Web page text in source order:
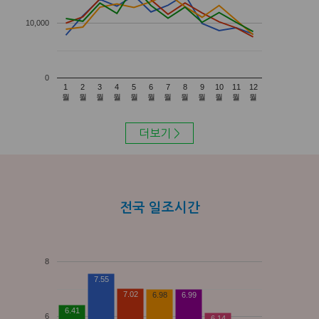
1
월
2
월
3
월
4
월
5
월
6
월
7
월
8
월
9
월
10
월
11
월
12
월
0
10,000
더보기 >
전국 일조시간
6
8
6.41
7.55
7.02
6.98 6.99